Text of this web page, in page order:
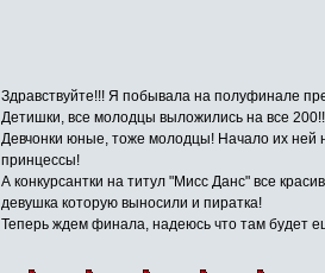
Здравствуйте!!! Я побывала на полуфинале
Детишки, все молодцы выложились на все
Девчонки юные, тоже молодцы! Начало их ней
принцессы!
А конкурсантки на титул "Мисс Данс" все
девушка которую выносили и пиратка!
Теперь ждем финала, надеюсь что там будет